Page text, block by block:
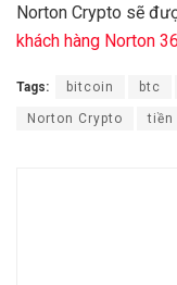
Norton Crypto sẽ
khách hàng Norton
Tags: bitcoin btc
Norton Crypto tiền